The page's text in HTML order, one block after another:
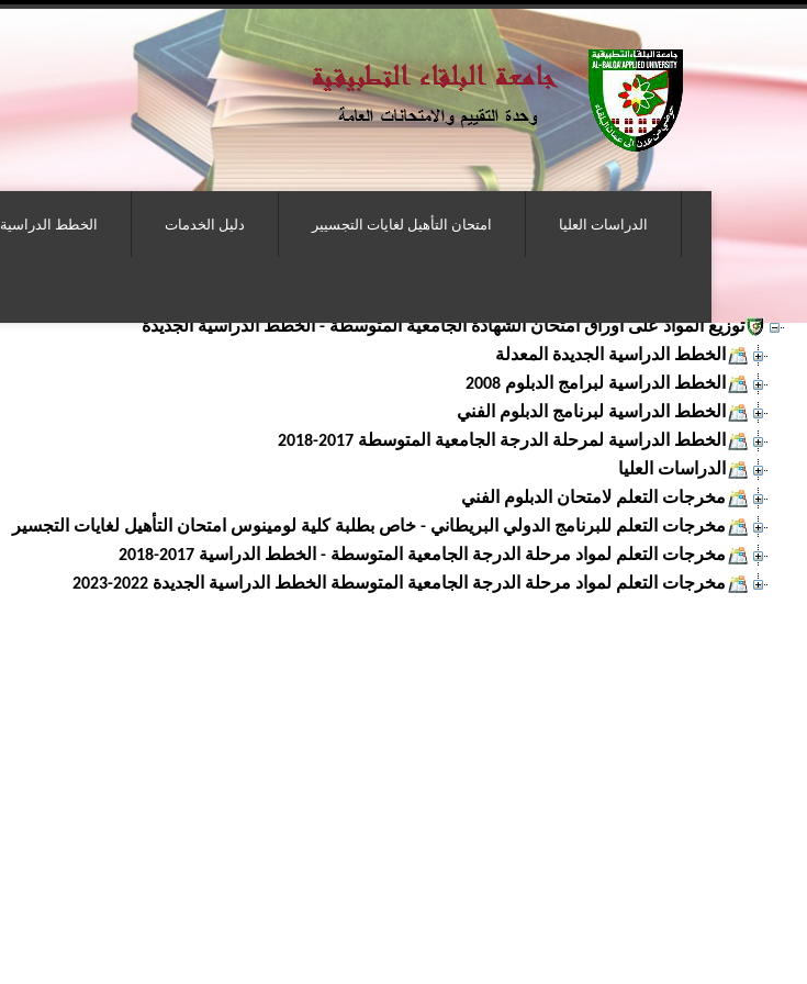
الخطط الدراسية دليل الخدمات امتحان التأهيل لغايات التجسيير الدراسات العليا
توزيع المواد على أوراق امتحان الشهادة الجامعية المتوسطة - الخطط الدراسية الجديدة
الخطط الدراسية الجديدة المعدلة
الخطط الدراسية لبرامج الدبلوم 2008
الخطط الدراسية لبرنامج الدبلوم الفني
الخطط الدراسية لمرحلة الدرجة الجامعية المتوسطة 2017-2018
الدراسات العليا
مخرجات التعلم لامتحان الدبلوم الفني
مخرجات التعلم للبرنامج الدولي البريطاني - خاص بطلبة كلية لومينوس امتحان التأهيل لغايات التجسير
مخرجات التعلم لمواد مرحلة الدرجة الجامعية المتوسطة - الخطط الدراسية 2017-2018
مخرجات التعلم لمواد مرحلة الدرجة الجامعية المتوسطة الخطط الدراسية الجديدة 2022-2023